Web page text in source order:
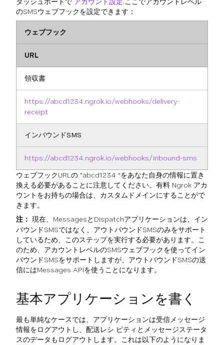
のSMSウェブフックを設定できます：
ウェブフック
URL
領収書
https://abcd1234.ngrok.io/webhooks/delivery-
receipt
インバウンドSMS
https://abcd1234.ngrok.io/webhooks/inbound-sms
ウェブフックURLの "abcd1234 "をあなた自身の情報に置き
換える必要があることに注意してください。有料 Ngrok アカ
ウントをお持ちの場合は、カスタムドメインにすることがで
きます。
注： 現在、MessagesとDispatchアプリケーションは、イン
バウンドSMSではなく、アウトバウンドSMSのみをサポート
しているため、このステップを実行する必要があります。こ
のため、アカウントレベルのSMSウェブフックを使ってイン
バウンドSMSをサポートしますが、アウトバウンドSMSの送
信にはMessages APIを使うことになります。
基本アプリケーションを書く
最も単純なケースでは、アプリケーションは受信メッセージ
情報をログアウトし、配送レシ ピティとメッセージステータ
スのデータもログアウトします。これは以下のようになりま